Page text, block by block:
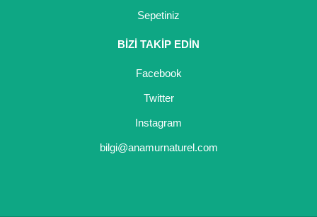
Sepetiniz
BİZİ TAKİP EDİN
Facebook
Twitter
Instagram
bilgi@anamurnaturel.com